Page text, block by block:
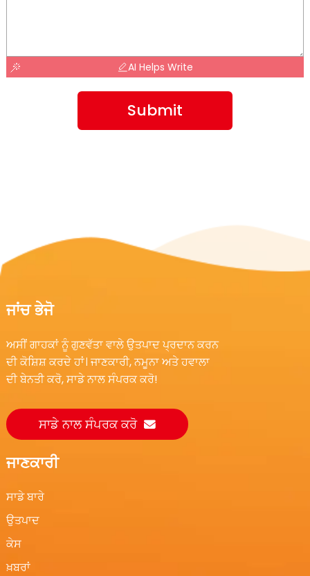
AI Helps Write
Submit
ਜਾਂਚ ਭੇਜੋ
ਅਸੀਂ ਗਾਹਕਾਂ ਨੂੰ ਗੁਣਵੱਤਾ ਵਾਲੇ ਉਤਪਾਦ ਪ੍ਰਦਾਨ ਕਰਨ
ਦੀ ਕੋਸ਼ਿਸ਼ ਕਰਦੇ ਹਾਂ। ਜਾਣਕਾਰੀ, ਨਮੂਨਾ ਅਤੇ ਹਵਾਲਾ
ਦੀ ਬੇਨਤੀ ਕਰੋ, ਸਾਡੇ ਨਾਲ ਸੰਪਰਕ ਕਰੋ!
ਸਾਡੇ ਨਾਲ ਸੰਪਰਕ ਕਰੋ
ਜਾਣਕਾਰੀ
ਸਾਡੇ ਬਾਰੇ
ਉਤਪਾਦ
ਕੇਸ
ਖ਼ਬਰਾਂ